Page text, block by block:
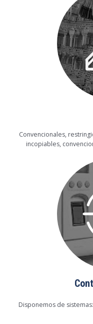
Convencionales,
incopiables,
Disponemos de